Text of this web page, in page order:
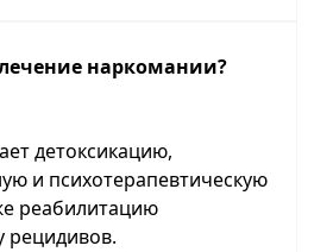
наркомании?
детоксикацию,
и психотерапевтическую
реабилитацию
рецидивов.